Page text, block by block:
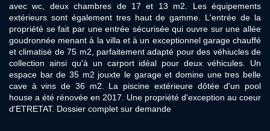
avec wc, deux chambres de 17 et 13 m2. Les équipements
extérieurs sont également tres haut de gamme. L'entrée de la
propriété se fait par une entrée sécurisée qui ouvre sur une allée
goudronnée menant à la villa et à un exceptionnel garage chauffé
et climatisé de 75 m2, parfaitement adapté pour des véhiucles de
collection ainsi qu'à un carport idéal pour deux véhicules. Un
espace bar de 35 m2 jouxte le garage et domine une tres belle
cave à vins de 36 m2. La piscine extérieure dôtée d'un pool
house a été rénovée en 2017. Une propriété d'exception au coeur
d'ETRETAT. Dossier complet sur demande